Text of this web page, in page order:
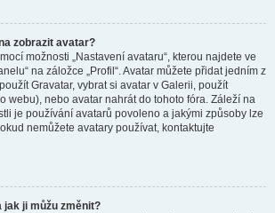
zobrazit avatar?
možnosti „Nastavení avataru“, kterou najdete ve
na záložce „Profil“. Avatar můžete přidat jedním z
Gravatar, vybrat si avatar v Galerii, použít
webu), nebo avatar nahrát do tohoto fóra. Záleží na
je používání avatarů povoleno a jakými způsoby lze
nemůžete avatary používat, kontaktujte
jak ji můžu změnit?